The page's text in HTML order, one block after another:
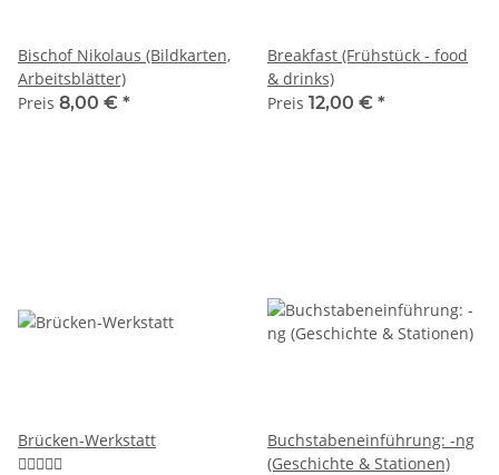
Bischof Nikolaus (Bildkarten,
Arbeitsblätter)
Preis 8,00 € *
Breakfast (Frühstück - food
& drinks)
Preis 12,00 € *
Brücken-Werkstatt
Buchstabeneinführung: -ng
(Geschichte & Stationen)